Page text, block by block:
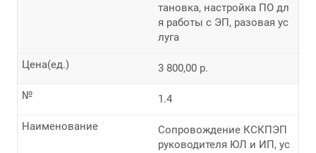
тановка, настройка ПО дл
я работы с ЭП, разовая ус
луга
3 800,00 р.
Цена(ед.)
1.4
№
Сопровождение КСКПЭП
руководителя ЮЛ и ИП, ус
Наименование